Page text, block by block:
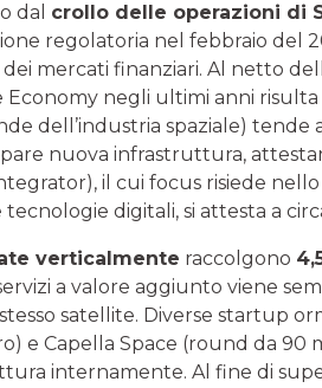
dal crollo delle operazioni di
regolatoria nel febbraio del
mercati finanziari. Al netto
negli ultimi anni
dell’industria spaziale) tende
nuova infrastruttura,
il cui focus risiede
tecnologie digitali, si attesta a
verticalmente raccolgono
a valore aggiunto viene
satellite. Diverse startup
e Capella Space (round da
internamente. Al fine di